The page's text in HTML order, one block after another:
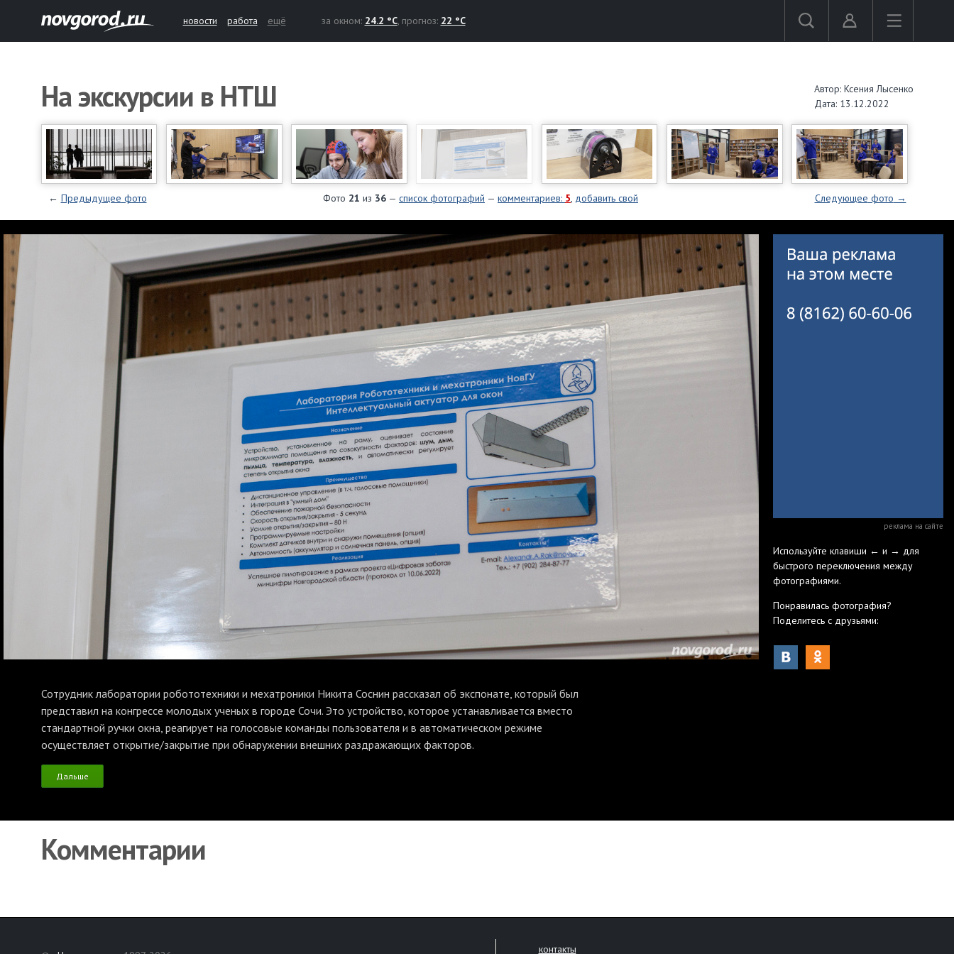
новости работа ещё за окном: 24.2 °C, прогноз: 22 °C
На экскурсии в НТШ
Автор: Ксения Лысенко
Дата: 13.12.2022
Фото 21 из 36 — список фотографий — комментариев: 5, добавить свой Следующее фото →
← Предыдущее фото
Сотрудник лаборатории робототехники и мехатроники Никита Соснин рассказал об экспонате, который был
представил на конгрессе молодых ученых в городе Сочи. Это устройство, которое устанавливается вместо
стандартной ручки окна, реагирует на голосовые команды пользователя и в автоматическом режиме
осуществляет открытие/закрытие при обнаружении внешних раздражающих факторов.
Дальше
реклама на сайте
Используйте клавиши ← и → для
быстрого переключения между
фотографиями.
Понравилась фотография?
Поделитесь с друзьями:
Комментарии
контакты